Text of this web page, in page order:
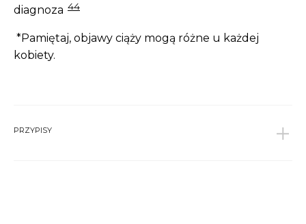
diagnoza 44
*Pamiętaj, objawy ciąży mogą różne u każdej
kobiety.
PRZYPISY